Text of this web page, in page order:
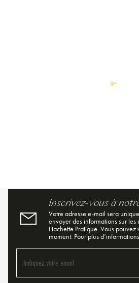
Inscrivez-vous à
Votre adresse e-mail sera
envoyer des informations sur les
Hachette Pratique. Vous pouvez
moment. Pour plus
Indiquez votre email